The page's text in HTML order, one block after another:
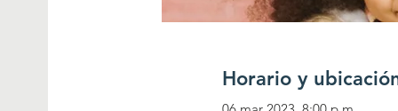
Horario y